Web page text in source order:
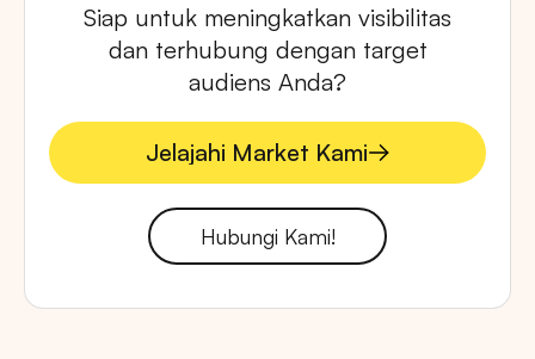
Siap untuk meningkatkan visibilitas
dan terhubung dengan target
audiens Anda?
Jelajahi Market Kami
Hubungi Kami!